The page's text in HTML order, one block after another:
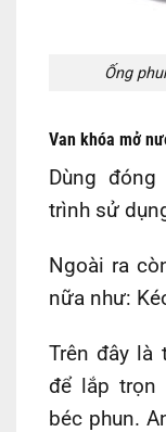
Ống
Van khóa mở
Dùng
trình sử
Ngoài ra
nữa như:
Trên đây là
để lắp trọn
béc phun.